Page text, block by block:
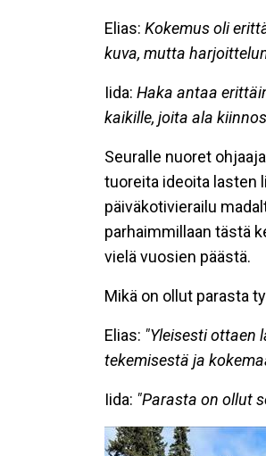
Elias: Kokemus oli
kuva, mutta
Iida: Haka antaa
kaikille, joita ala
Seuralle nuoret
tuoreita ideoita lasten
päiväkotivierailu
parhaimmillaan tästä
vielä vuosien päästä.
Mikä on ollut parasta
Elias: "Yleisesti ottaen
tekemisestä ja
Iida: "Parasta on ollut